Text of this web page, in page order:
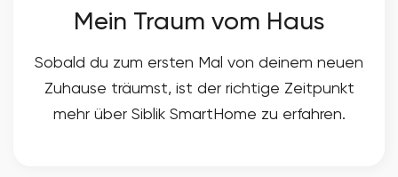
Mein Traum vom Haus
Sobald du zum ersten Mal von deinem neuen
Zuhause träumst, ist der richtige Zeitpunkt
mehr über Siblik SmartHome zu erfahren.